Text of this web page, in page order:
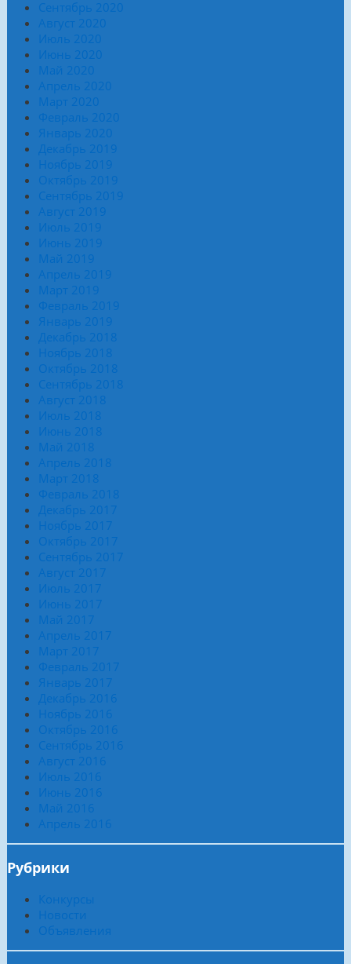
Сентябрь 2020
Август 2020
Июль 2020
Июнь 2020
Май 2020
Апрель 2020
Март 2020
Февраль 2020
Январь 2020
Декабрь 2019
Ноябрь 2019
Октябрь 2019
Сентябрь 2019
Август 2019
Июль 2019
Июнь 2019
Май 2019
Апрель 2019
Март 2019
Февраль 2019
Январь 2019
Декабрь 2018
Ноябрь 2018
Октябрь 2018
Сентябрь 2018
Август 2018
Июль 2018
Июнь 2018
Май 2018
Апрель 2018
Март 2018
Февраль 2018
Декабрь 2017
Ноябрь 2017
Октябрь 2017
Сентябрь 2017
Август 2017
Июль 2017
Июнь 2017
Май 2017
Апрель 2017
Март 2017
Февраль 2017
Январь 2017
Декабрь 2016
Ноябрь 2016
Октябрь 2016
Сентябрь 2016
Август 2016
Июль 2016
Июнь 2016
Май 2016
Апрель 2016
Рубрики
Конкурсы
Новости
Объявления